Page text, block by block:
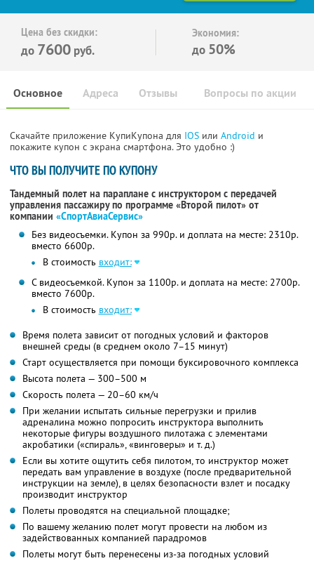
Цена без скидки:
до 7600 руб.
Экономия:
до 50%
Основное Отзывы Вопросы по акции
Адреса
Скачайте приложение КупиКупона для IOS или Android и
покажите купон с экрана смартфона. Это удобно :)
ЧТО ВЫ ПОЛУЧИТЕ ПО КУПОНУ
Тандемный полет на параплане с инструктором с передачей
управления пассажиру по программе «Второй пилот» от
компании «СпортАвиаСервис»
Без видеосъемки. Купон за 990р. и доплата на месте: 2310р.
вместо 6600р.
В стоимость входит:
С видеосъемкой. Купон за 1100р. и доплата на месте: 2700р.
вместо 7600р.
В стоимость входит:
Время полета зависит от погодных условий и факторов
внешней среды (в среднем около 7–15 минут)
Старт осуществляется при помощи буксировочного комплекса
Высота полета — 300–500 м
Скорость полета — 20–60 км/ч
При желании испытать сильные перегрузки и прилив
адреналина можно попросить инструктора выполнить
некоторые фигуры воздушного пилотажа с элементами
акробатики («спираль», «винговеры» и т. д.)
Если вы хотите ощутить себя пилотом, то инструктор может
передать вам управление в воздухе (после предварительной
инструкции на земле), в целях безопасности взлет и посадку
производит инструктор
Полеты проводятся на специальной площадке;
По вашему желанию полет могут провести на любом из
задействованных компанией парадромов
Полеты могут быть перенесены из-за погодных условий